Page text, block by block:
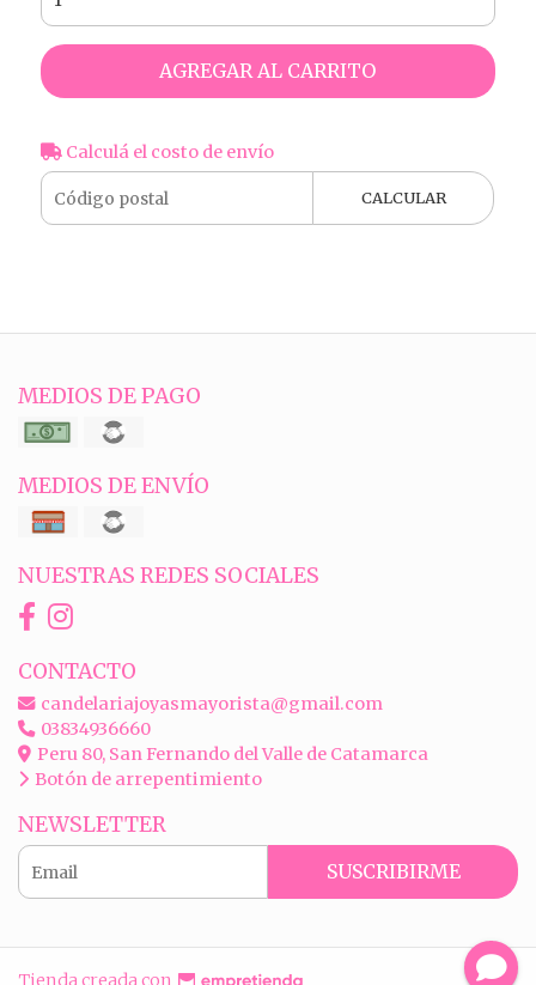
AGREGAR AL CARRITO
Calculá el costo de envío
CALCULAR
MEDIOS DE PAGO
MEDIOS DE ENVÍO
NUESTRAS REDES SOCIALES
CONTACTO
candelariajoyasmayorista@gmail.com
03834936660
Peru 80, San Fernando del Valle de Catamarca
Botón de arrepentimiento
NEWSLETTER
SUSCRIBIRME
Tienda creada con